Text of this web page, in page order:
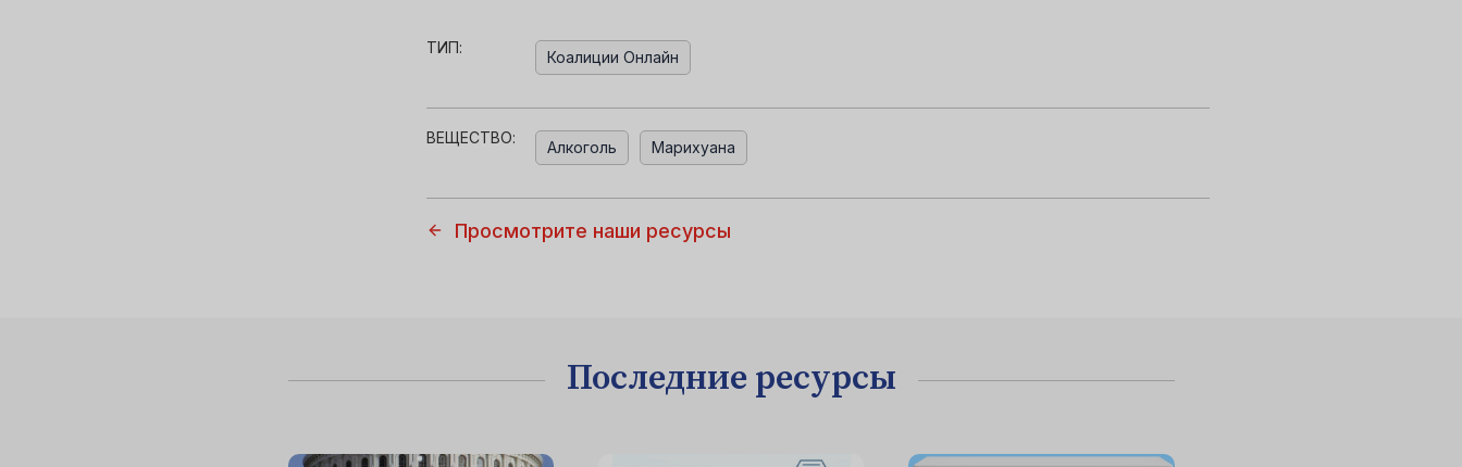
ТИП:
Коалиции Онлайн
ВЕЩЕСТВО:
Алкоголь Марихуана
Просмотрите наши ресурсы
Последние ресурсы